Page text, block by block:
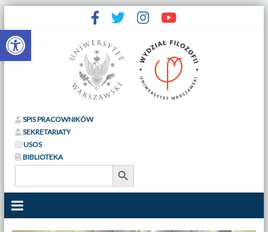
Otwórz pasek narzędzi
SPIS PRACOWNIKÓW
SEKRETARIATY
USOS
BIBLIOTEKA
Search
Search Button